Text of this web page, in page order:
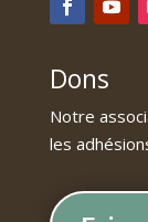
Dons
Notre
les